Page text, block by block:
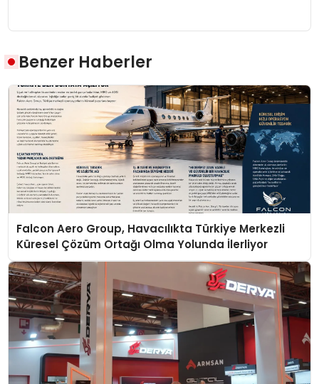
Benzer Haberler
Falcon Aero Group, Havacılıkta Türkiye Merkezli
Küresel Çözüm Ortağı Olma Yolunda İlerliyor